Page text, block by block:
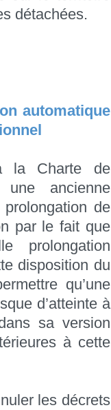
détachées.
automatique
la Charte de
une ancienne
de
par le fait que
prolongation
disposition du
qu’une
d’atteinte à
sa version
à cette
les décrets